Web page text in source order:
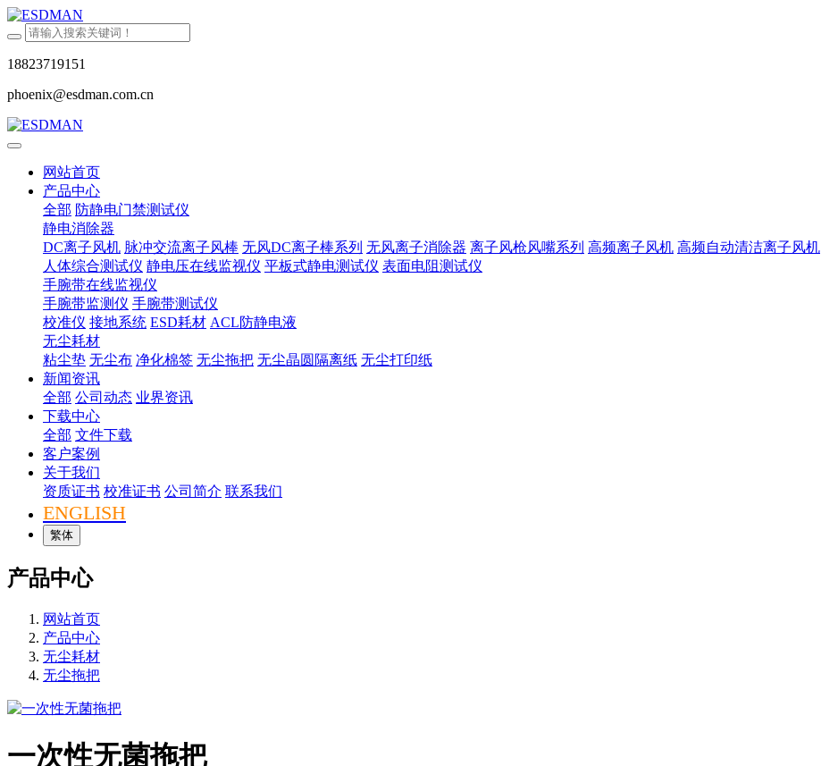
18823719151
phoenix@esdman.com.cn
网站首页
产品中心
全部 防静电门禁测试仪
静电消除器
DC离子风机 脉冲交流离子风棒 无风DC离子棒系列 无风离子消除器 离子风枪风嘴系列 高频离子风机 高频自动清洁离子风机
人体综合测试仪 静电压在线监视仪 平板式静电测试仪 表面电阻测试仪
手腕带在线监视仪
手腕带监测仪 手腕带测试仪
校准仪 接地系统 ESD耗材 ACL防静电液
无尘耗材
粘尘垫 无尘布 净化棉签 无尘拖把 无尘晶圆隔离纸 无尘打印纸
新闻资讯
全部 公司动态 业界资讯
下载中心
全部 文件下载
客户案例
关于我们
资质证书 校准证书 公司简介 联系我们
ENGLISH
繁体
产品中心
网站首页
产品中心
无尘耗材
无尘拖把
一次性无菌拖把